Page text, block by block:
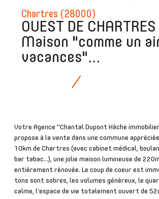
Chartres (28000)
OUEST DE
Maison "comme un
vacances"...
Votre Agence "Chantal Dupont Hâche
propose à la vente dans une commune
10km de Chartres (avec cabinet médical,
bar tabac...), une jolie maison lumineuse de
entièrement rénovée. Le coup de coeur est
tons sont sobres, les volumes généreux, le
calme, l'espace de vie totalement ouvert de